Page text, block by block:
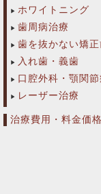
ホワイトニング
歯周病治療
歯を抜かない矯正
入れ歯・義歯
口腔外科・顎関
レーザー治療
治療費用・料金価格